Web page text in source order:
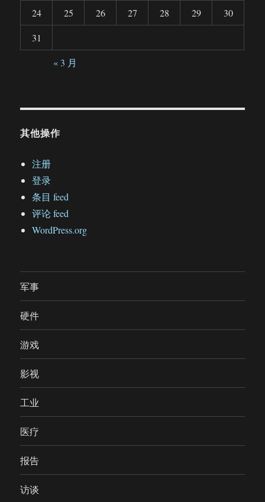
24
25 26 27 28 29
30
31
« 3 月
其他操作
注册
登录
条目 feed
评论 feed
WordPress.org
军事
硬件
游戏
影视
工业
医疗
报告
访谈